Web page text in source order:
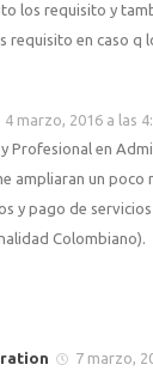
los requisito y
requisito en caso q
4 marzo, 2016 a las
Profesional en
ampliaran un poco
y pago de
Colombiano).
7 marzo,